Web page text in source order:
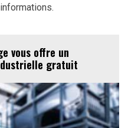
vous offre un
gratuit